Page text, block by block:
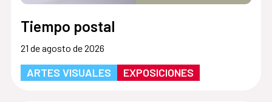
Tiempo postal
21 de agosto de 2026
ARTES VISUALES EXPOSICIONES